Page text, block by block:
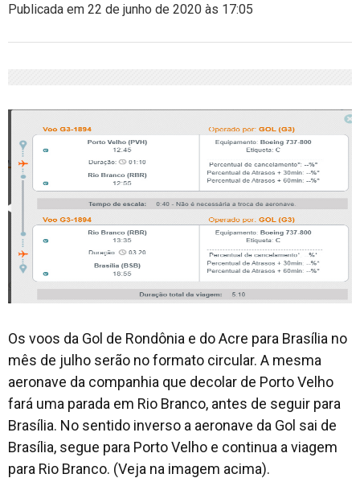
Publicada em 22 de junho de 2020 às 17:05
Os voos da Gol de Rondônia e do Acre para Brasília no
mês de julho serão no formato circular. A mesma
aeronave da companhia que decolar de Porto Velho
fará uma parada em Rio Branco, antes de seguir para
Brasília. No sentido inverso a aeronave da Gol sai de
Brasília, segue para Porto Velho e continua a viagem
para Rio Branco. (Veja na imagem acima).